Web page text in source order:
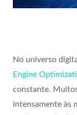
No universo
Engine
constante.
intensamente às